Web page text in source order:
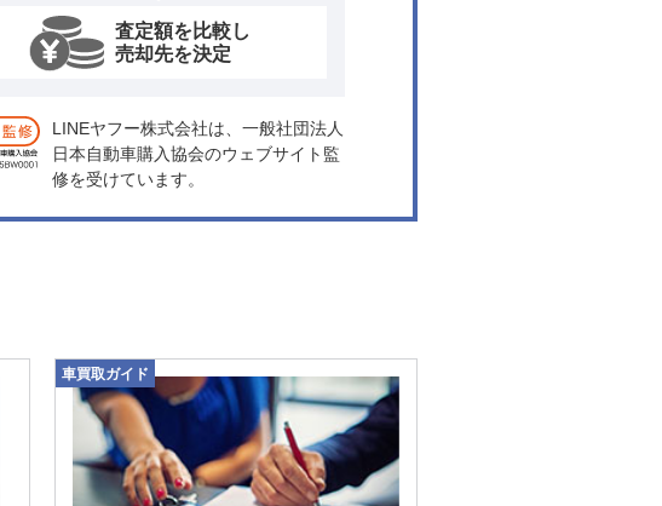
うしたターボGTをベースに、サーキット走
ヴァイザッハパッケージ」では、パワーウ
させるためにリアシートを廃し、代わり
備えたテーラーメイド高品質軽量カーボ
。また、通常はメーターパネルに装備され
ジのアナログ時計や、フットマットとト
、断熱材の使用量も低減。さらに、リアス
ッケージプラスがBOSEサラウンドサウン
査定額を比較し
売却先を決定
LINEヤフー株式会社は、一般社団法人
日本自動車購入協会のウェブサイト監
修を受けています。
車買取ガイド